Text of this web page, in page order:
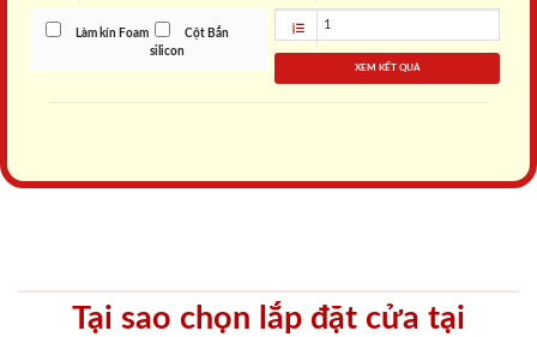
Làm kín Foam
Cột Bắn
silicon
XEM KẾT QUẢ
Tại sao chọn lắp đặt cửa tại